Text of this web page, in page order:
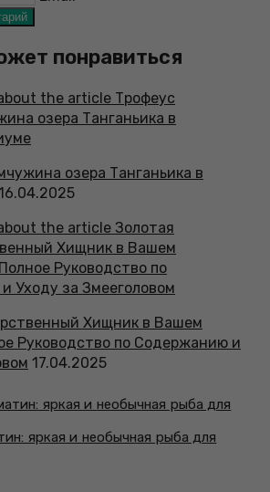
понравиться
озера Танганьика в
Хищник в Вашем
Руководство по Содержанию и
17.04.2025
яркая и необычная рыба для